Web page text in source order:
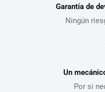
Garantía de
Ningún
Un
Por si